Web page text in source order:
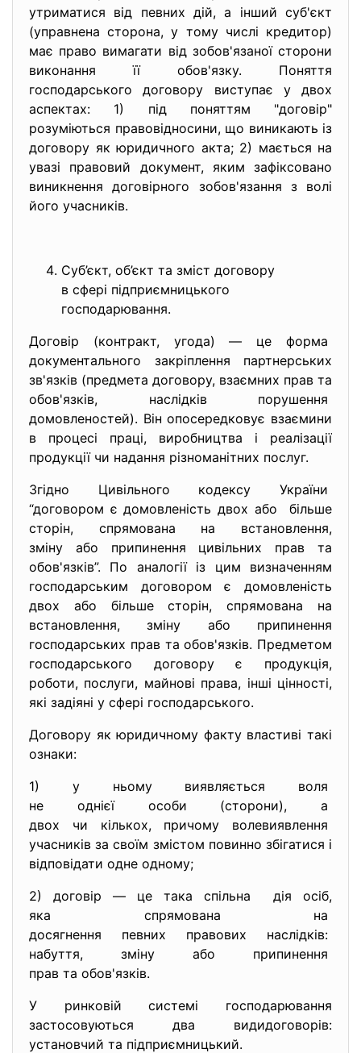
утриматися від певних дій, а інший суб'єкт
(управнена сторона, у тому числі кредитор)
має право вимагати від зобов'язаної сторони
виконання її обов'язку. Поняття
господарського договору виступає у двох
аспектах: 1) під поняттям "договір"
розуміються правовідносини, що виникають із
договору як юридичного акта; 2) мається на
увазі правовий документ, яким зафіксовано
виникнення договірного зобов'язання з волі
його учасників.
Суб’єкт, об’єкт та зміст договору
в сфері підприємницького
господарювання.
Договір (контракт, угода) — це форма
документального закріплення партнерських
зв'язків (предмета договору, взаємних прав та
обов'язків, наслідків порушення
домовленостей). Він опосередковує взаємини
в процесі праці, виробництва і реалізації
продукції чи надання різноманітних послуг.
Згідно Цивільного кодексу України
“договором є домовленість двох або більше
сторін, спрямована на встановлення,
зміну або припинення цивільних прав та
обов'язків”. По аналогії із цим визначенням
господарським договором є домовленість
двох або більше сторін, спрямована на
встановлення, зміну або припинення
господарських прав та обов'язків. Предметом
господарського договору є продукція,
роботи, послуги, майнові права, інші цінності,
які задіяні у сфері господарського.
Договору як юридичному факту властиві такі
ознаки:
1) у ньому виявляється воля
не однієї особи (сторони), а
двох чи кількох, причому волевиявлення
учасників за своїм змістом повинно збігатися і
відповідати одне одному;
2) договір — це така спільна дія осіб,
яка спрямована на
досягнення певних правових наслідків:
набуття, зміну або припинення
прав та обов'язків.
У ринковій системі господарювання
застосовуються два видидоговорів:
установчий та підприємницький.